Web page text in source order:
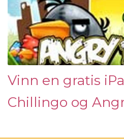
Vinn en gratis
Chillingo og